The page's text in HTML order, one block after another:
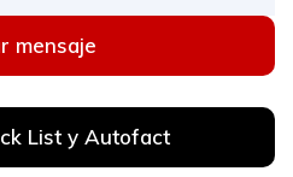
mensaje
List y Autofact